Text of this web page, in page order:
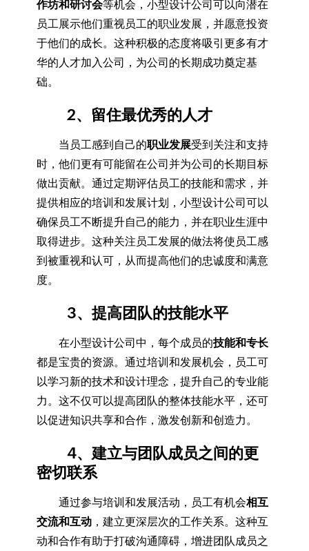
作坊和研讨会等机会，小型设计公司可以向潜在
员工展示他们重视员工的职业发展，并愿意投资
于他们的成长。这种积极的态度将吸引更多有才
华的人才加入公司，为公司的长期成功奠定基
础。
2、留住最优秀的人才
当员工感到自己的职业发展受到关注和支持
时，他们更有可能留在公司并为公司的长期目标
做出贡献。通过定期评估员工的技能和需求，并
提供相应的培训和发展计划，小型设计公司可以
确保员工不断提升自己的能力，并在职业生涯中
取得进步。这种关注员工发展的做法将使员工感
到被重视和认可，从而提高他们的忠诚度和满意
度。
3、提高团队的技能水平
在小型设计公司中，每个成员的技能和专长
都是宝贵的资源。通过培训和发展机会，员工可
以学习新的技术和设计理念，提升自己的专业能
力。这不仅可以提高团队的整体技能水平，还可
以促进知识共享和合作，激发创新和创造力。
4、建立与团队成员之间的更
密切联系
通过参与培训和发展活动，员工有机会相互
交流和互动，建立更深层次的工作关系。这种互
动和合作有助于打破沟通障碍，增进团队成员之